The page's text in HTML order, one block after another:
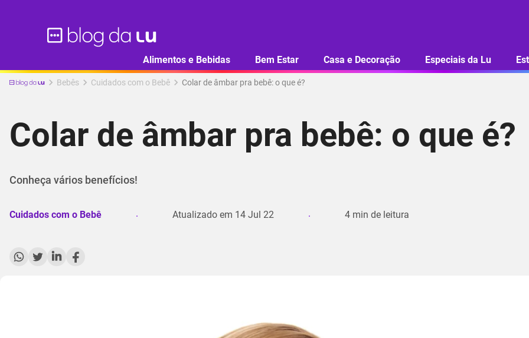
Alimentos e Bebidas Bem Estar Casa e Decoração Especiais da Lu
Bebês Cuidados com o Bebê Colar de âmbar pra bebê: o que é?
Colar de âmbar pra bebê: o que é?
Conheça vários benefícios!
Cuidados com o Bebê Atualizado em 14 Jul 22 4 min de leitura